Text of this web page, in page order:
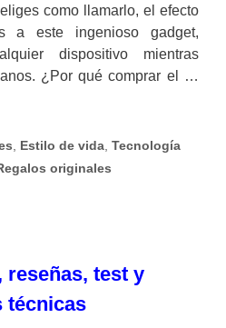
como llamarlo, el efecto
a este ingenioso gadget,
dispositivo mientras
¿Por qué comprar el …
Estilo de vida ,Tecnología
originales
reseñas, test y
técnicas